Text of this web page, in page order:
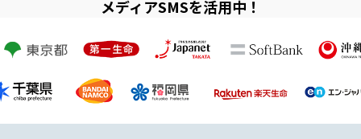
メディアSMSを活用中！